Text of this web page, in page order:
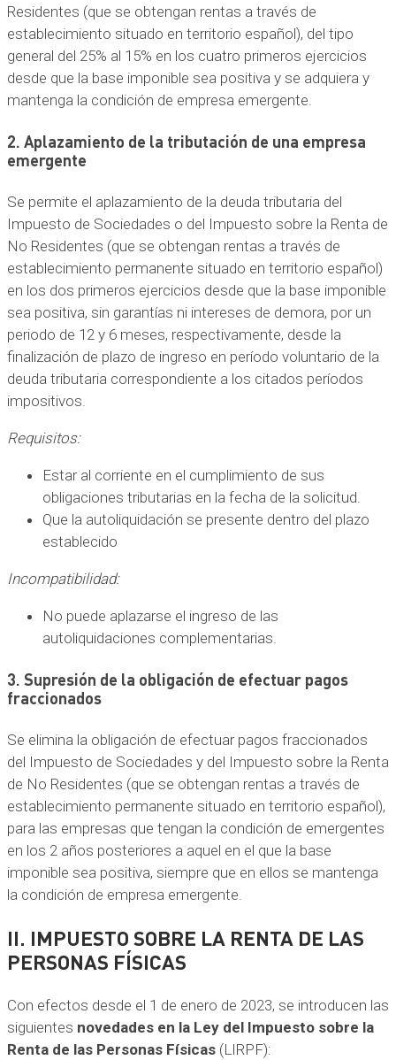
Residentes (que se obtengan rentas a través de
establecimiento situado en territorio español), del tipo
general del 25% al 15% en los cuatro primeros ejercicios
desde que la base imponible sea positiva y se adquiera y
mantenga la condición de empresa emergente.
2. Aplazamiento de la tributación de una empresa
emergente
Se permite el aplazamiento de la deuda tributaria del
Impuesto de Sociedades o del Impuesto sobre la Renta de
No Residentes (que se obtengan rentas a través de
establecimiento permanente situado en territorio español)
en los dos primeros ejercicios desde que la base imponible
sea positiva, sin garantías ni intereses de demora, por un
periodo de 12 y 6 meses, respectivamente, desde la
finalización de plazo de ingreso en período voluntario de la
deuda tributaria correspondiente a los citados períodos
impositivos.
Requisitos:
Estar al corriente en el cumplimiento de sus
obligaciones tributarias en la fecha de la solicitud.
Que la autoliquidación se presente dentro del plazo
establecido
Incompatibilidad:
No puede aplazarse el ingreso de las
autoliquidaciones complementarias.
3. Supresión de la obligación de efectuar pagos
fraccionados
Se elimina la obligación de efectuar pagos fraccionados
del Impuesto de Sociedades y del Impuesto sobre la Renta
de No Residentes (que se obtengan rentas a través de
establecimiento permanente situado en territorio español),
para las empresas que tengan la condición de emergentes
en los 2 años posteriores a aquel en el que la base
imponible sea positiva, siempre que en ellos se mantenga
la condición de empresa emergente.
II. IMPUESTO SOBRE LA RENTA DE LAS
PERSONAS FÍSICAS
Con efectos desde el 1 de enero de 2023, se introducen las
siguientes novedades en la Ley del Impuesto sobre la
Renta de las Personas Físicas (LIRPF):